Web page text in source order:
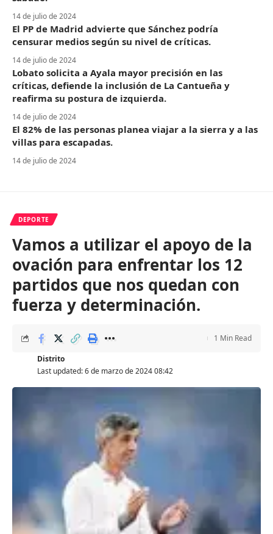
14 de julio de 2024
El PP de Madrid advierte que Sánchez podría
censurar medios según su nivel de críticas.
14 de julio de 2024
Lobato solicita a Ayala mayor precisión en las
críticas, defiende la inclusión de La Cantueña y
reafirma su postura de izquierda.
14 de julio de 2024
El 82% de las personas planea viajar a la sierra y a las
villas para escapadas.
14 de julio de 2024
DEPORTE
Vamos a utilizar el apoyo de la
ovación para enfrentar los 12
partidos que nos quedan con
fuerza y determinación.
Last updated: 6 de marzo de 2024 08:42
Distrito
1 Min Read